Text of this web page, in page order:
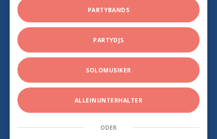
PARTYBANDS
PARTYDJS
SOLOMUSIKER
ALLEINUNTERHALTER
ODER